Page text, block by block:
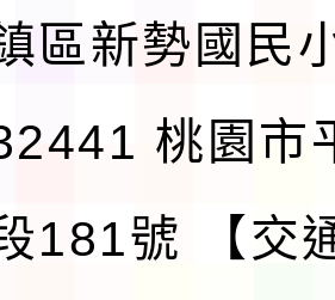
區新勢國民
桃園市
181號
【交